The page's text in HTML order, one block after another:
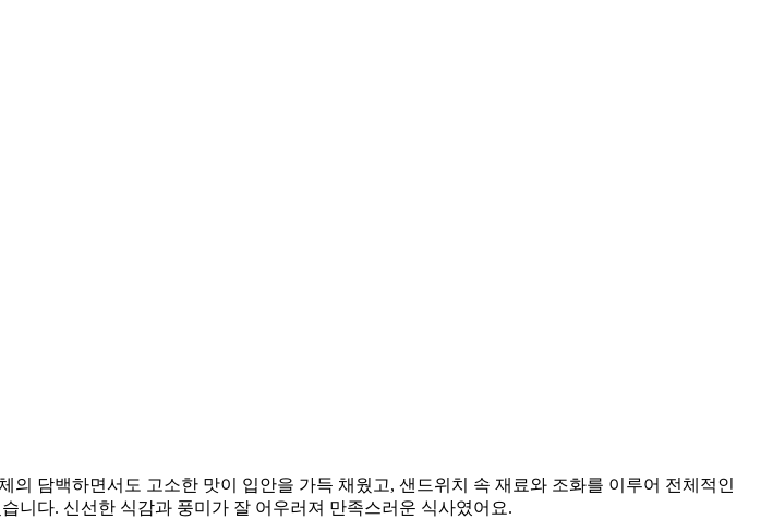
담백하면서도 고소한 맛이 입안을 가득 채웠고, 샌드위치 속 재료와 조화를 이루어 전체적인
니다. 신선한 식감과 풍미가 잘 어우러져 만족스러운 식사였어요.